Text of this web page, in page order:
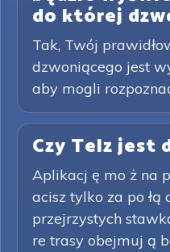
do której
Tak, Twój
dzwoniącego jest
aby mogli
Czy Telz jest
Aplikacj ę mo ż na
acisz tylko za po łą
przejrzystych
re trasy obejmuj ą